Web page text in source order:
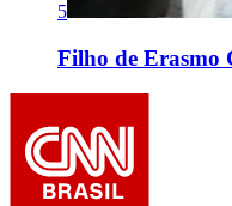
5
Filho de Erasmo